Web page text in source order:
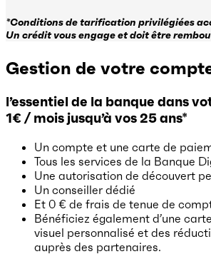
*Conditions de tarification privilégiées
Un crédit vous engage et doit être
Gestion de votre
l’essentiel de la banque dans
1€ / mois jusqu’à vos 25 ans*
Un compte et une carte de
Tous les services de la Banque
Une autorisation de découvert
Un conseiller dédié
Et 0 € de frais de tenue de
Bénéficiez également d’une
visuel personnalisé et des
auprès des partenaires.